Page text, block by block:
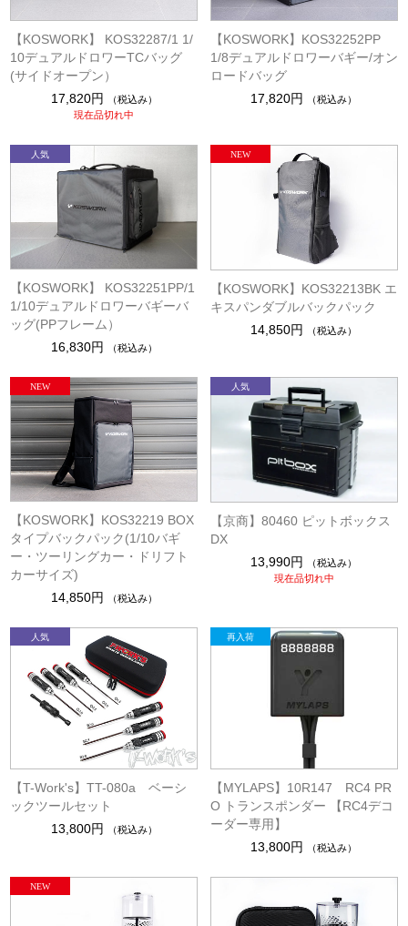
【KOSWORK】 KOS32287/1 1/
10デュアルドロワーTCバッグ
(サイドオープン）
17,820円
（税込み）
現在品切れ中
【KOSWORK】KOS32252PP
1/8デュアルドロワーバギー/オン
ロードバッグ
17,820円
（税込み）
【KOSWORK】 KOS32251PP/1
1/10デュアルドロワーバギーバ
ッグ(PPフレーム）
16,830円
（税込み）
【KOSWORK】KOS32213BK エ
キスパンダブルバックパック
14,850円
（税込み）
【KOSWORK】KOS32219 BOX
タイプバックパック(1/10バギ
ー・ツーリングカー・ドリフト
カーサイズ)
14,850円
（税込み）
【京商】80460 ピットボックス
DX
13,990円
（税込み）
現在品切れ中
【T-Work's】TT-080a ベーシ
ックツールセット
13,800円
（税込み）
【MYLAPS】10R147 RC4 PR
O トランスポンダー 【RC4デコ
ーダー専用】
13,800円
（税込み）